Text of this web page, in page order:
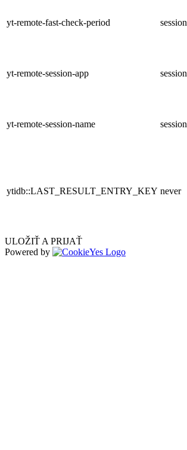
yt-remote-fast-check-period session
yt-remote-session-app session
yt-remote-session-name session
ytidb::LAST_RESULT_ENTRY_KEY never
ULOŽIŤ A PRIJAŤ
Powered by